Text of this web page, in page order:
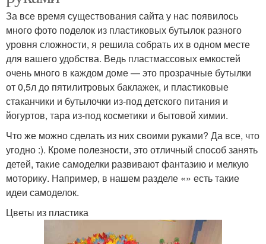
За все время существования сайта у нас появилось
много фото поделок из пластиковых бутылок разного
уровня сложности, я решила собрать их в одном месте
для вашего удобства. Ведь пластмассовых емкостей
очень много в каждом доме — это прозрачные бутылки
от 0,5л до пятилитровых баклажек, и пластиковые
стаканчики и бутылочки из-под детского питания и
йогуртов, тара из-под косметики и бытовой химии.
Что же можно сделать из них своими руками? Да все, что
угодно :). Кроме полезности, это отличный способ занять
детей, такие самоделки развивают фантазию и мелкую
моторику. Например, в нашем разделе «» есть такие
идеи самоделок.
Цветы из пластика